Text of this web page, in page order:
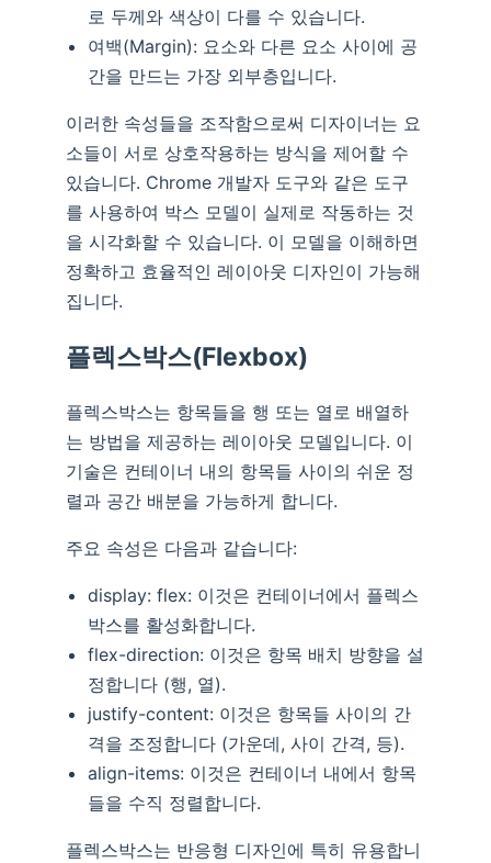
로 두께와 색상이 다를 수 있습니다.
여백(Margin): 요소와 다른 요소 사이에 공
간을 만드는 가장 외부층입니다.
이러한 속성들을 조작함으로써 디자이너는 요
소들이 서로 상호작용하는 방식을 제어할 수
있습니다. Chrome 개발자 도구와 같은 도구
를 사용하여 박스 모델이 실제로 작동하는 것
을 시각화할 수 있습니다. 이 모델을 이해하면
정확하고 효율적인 레이아웃 디자인이 가능해
집니다.
플렉스박스(Flexbox)
플렉스박스는 항목들을 행 또는 열로 배열하
는 방법을 제공하는 레이아웃 모델입니다. 이
기술은 컨테이너 내의 항목들 사이의 쉬운 정
렬과 공간 배분을 가능하게 합니다.
주요 속성은 다음과 같습니다:
display: flex: 이것은 컨테이너에서 플렉스
박스를 활성화합니다.
flex-direction: 이것은 항목 배치 방향을 설
정합니다 (행, 열).
justify-content: 이것은 항목들 사이의 간
격을 조정합니다 (가운데, 사이 간격, 등).
align-items: 이것은 컨테이너 내에서 항목
들을 수직 정렬합니다.
플렉스박스는 반응형 디자인에 특히 유용합니